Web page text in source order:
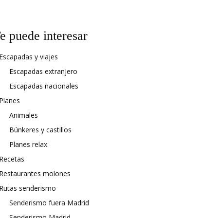
puede interesar
y viajes
Escapadas extranjero
Escapadas nacionales
Animales
Búnkeres y castillos
Planes relax
molones
senderismo
Senderismo fuera Madrid